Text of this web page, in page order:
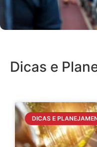
Dicas e
DICAS E